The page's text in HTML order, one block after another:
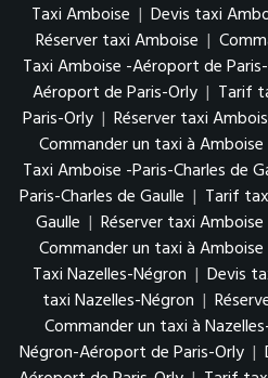
Taxi Amboise | Devis taxi
Réserver taxi Amboise |
Taxi Amboise -Aéroport de
Aéroport de Paris-Orly | Tarif
Paris-Orly | Réserver taxi
Commander un taxi à
Taxi Amboise -Paris-Charles de
Paris-Charles de Gaulle | Tarif
Gaulle | Réserver taxi
Commander un taxi à Amboise
Taxi Nazelles-Négron | Devis
taxi Nazelles-Négron |
Commander un taxi à
Négron-Aéroport de Paris-Orly |